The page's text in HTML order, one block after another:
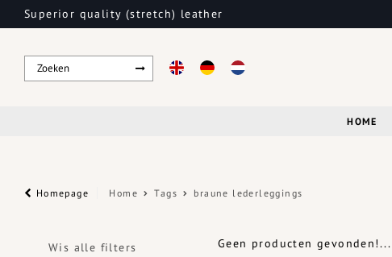
Superior quality (stretch) leather
HOME
Homepage Home Tags braune lederleggings
Wis alle filters Geen producten gevonden!...